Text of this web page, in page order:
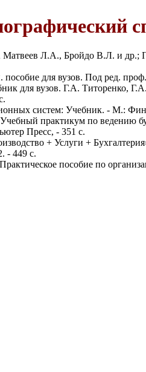
Л.А., Бройдо В.Л. и
пособие для вузов. Под ред.
для вузов. Г.А. Титоренко,
систем: Учебник. - М.:
практикум по ведению
Пресс, - 351 с.
+ Услуги +
- 449 с.
пособие по